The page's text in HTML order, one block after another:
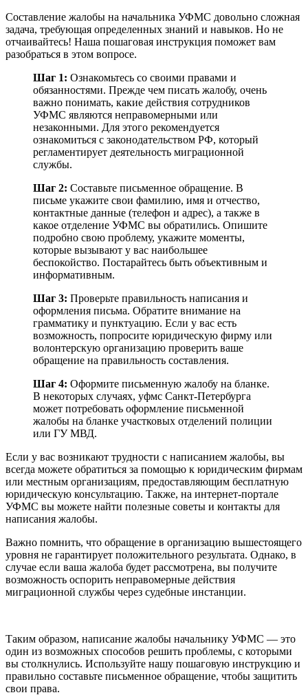
Составление жалобы на начальника УФМС довольно сложная
задача, требующая определенных знаний и навыков. Но не
отчаивайтесь! Наша пошаговая инструкция поможет вам
разобраться в этом вопросе.
Шаг 1: Ознакомьтесь со своими правами и
обязанностями. Прежде чем писать жалобу, очень
важно понимать, какие действия сотрудников
УФМС являются неправомерными или
незаконными. Для этого рекомендуется
ознакомиться с законодательством РФ, который
регламентирует деятельность миграционной
службы.
Шаг 2: Составьте письменное обращение. В
письме укажите свои фамилию, имя и отчество,
контактные данные (телефон и адрес), а также в
какое отделение УФМС вы обратились. Опишите
подробно свою проблему, укажите моменты,
которые вызывают у вас наибольшее
беспокойство. Постарайтесь быть объективным и
информативным.
Шаг 3: Проверьте правильность написания и
оформления письма. Обратите внимание на
грамматику и пунктуацию. Если у вас есть
возможность, попросите юридическую фирму или
волонтерскую организацию проверить ваше
обращение на правильность составления.
Шаг 4: Оформите письменную жалобу на бланке.
В некоторых случаях, уфмс Санкт-Петербурга
может потребовать оформление письменной
жалобы на бланке участковых отделений полиции
или ГУ МВД.
Если у вас возникают трудности с написанием жалобы, вы
всегда можете обратиться за помощью к юридическим фирмам
или местным организациям, предоставляющим бесплатную
юридическую консультацию. Также, на интернет-портале
УФМС вы можете найти полезные советы и контакты для
написания жалобы.
Важно помнить, что обращение в организацию вышестоящего
уровня не гарантирует положительного результата. Однако, в
случае если ваша жалоба будет рассмотрена, вы получите
возможность оспорить неправомерные действия
миграционной службы через судебные инстанции.
Таким образом, написание жалобы начальнику УФМС — это
один из возможных способов решить проблемы, с которыми
вы столкнулись. Используйте нашу пошаговую инструкцию и
правильно составьте письменное обращение, чтобы защитить
свои права.